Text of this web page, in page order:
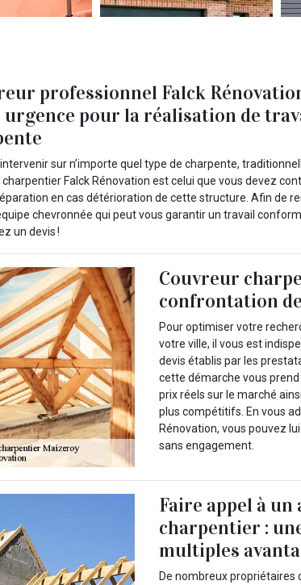
professionnel Falck
pour la réalisation de
sur n’importe quel type de charpente,
Falck Rénovation est celui que vous devez
en cas détérioration de cette structure. Afin de
chevronnée qui peut vous garantir un travail
un devis !
Couvreur
confrontation
Pour optimiser votre
votre ville, il vous est
devis établis par les
cette démarche vous
prix réels sur le marché
plus compétitifs. En vous
Rénovation, vous pouvez
sans engagement.
Faire appel à
charpentier :
multiples
De nombreux propriétaires